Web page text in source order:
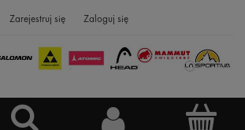
Zarejestruj się Zaloguj się